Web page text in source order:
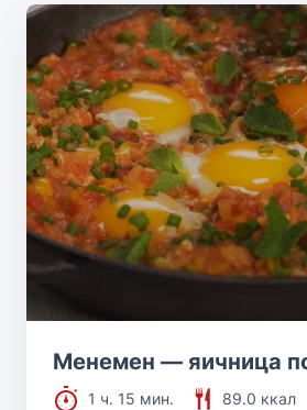
Менемен — яичница
1 ч. 15 мин.
89.0 ккал